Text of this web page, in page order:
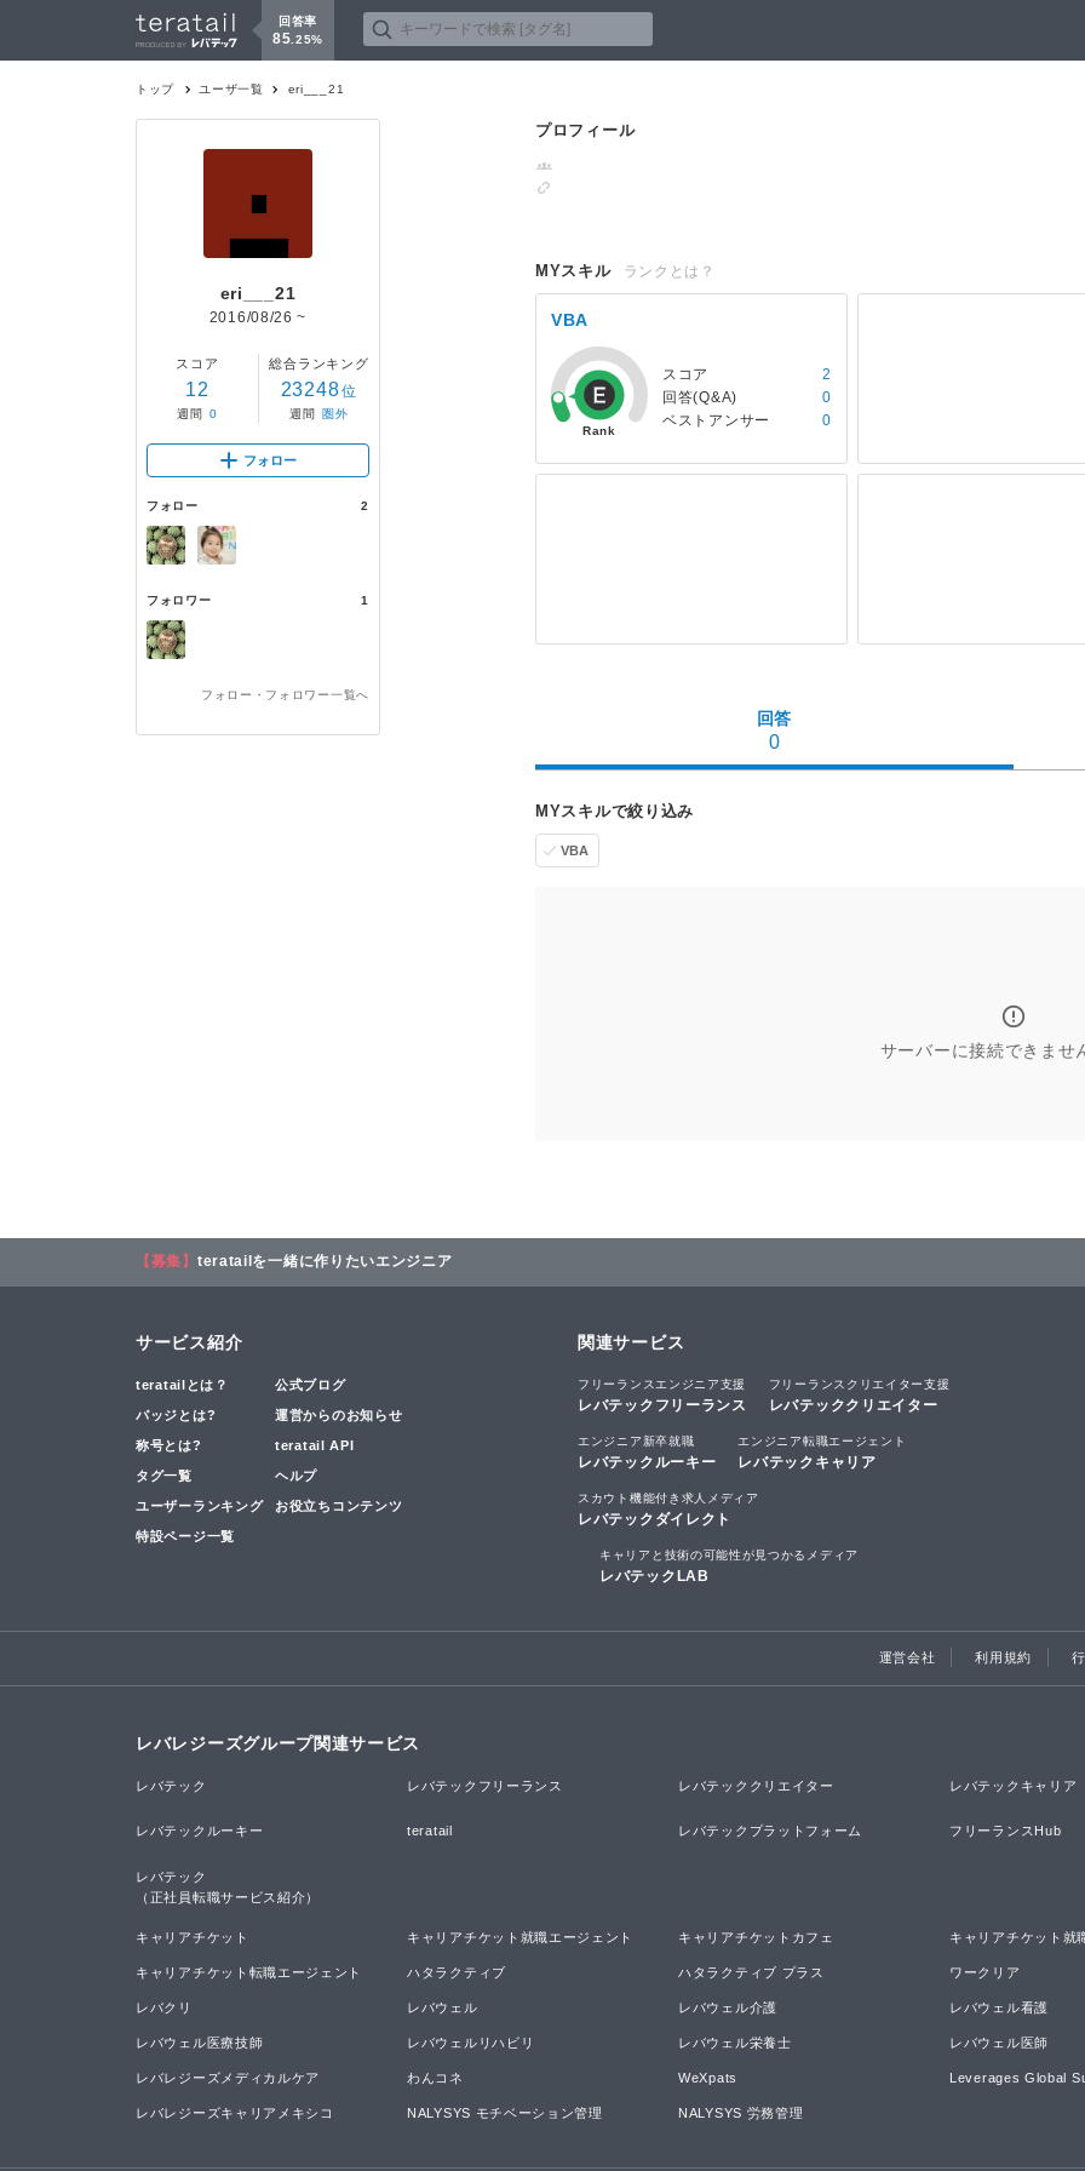
回答率
85 25%
トップ ユーザ一覧 eri___21
eri___21
2016/08/26 ~
スコア
12
週間 0
総合ランキング
23248位
週間 圏外
フォロー
フォロー 2
フォロワー 1
フォロー・フォロワー一覧へ
プロフィール
MYスキル ランクとは？
VBA
スコア
2
回答(Q&A)
0
ベストアンサー
0
回答
0
MYスキルで絞り込み
VBA
サーバーに接続できませ
【募集】 teratailを一緒に作りたいエンジニア
サービス紹介
teratailとは？ 公式ブログ
バッジとは? 運営からのお知らせ
称号とは? teratail API
タグ一覧 ヘルプ
ユーザーランキング お役立ちコンテンツ
特設ページ一覧
関連サービス
フリーランスエンジニア支援
レバテックフリーランス
フリーランスクリエイター支援
レバテッククリエイター
エンジニア新卒就職
レバテックルーキー
エンジニア転職エージェント
レバテックキャリア
スカウト機能付き求人メディア
レバテックダイレクト
キャリアと技術の可能性が見つかるメディア
レバテックLAB
運営会社 利用規約
レバレジーズグループ関連サービス
レバテック レバテックフリーランス レバテッククリエイター レバテックキャリア
レバテックルーキー teratail レバテックプラットフォーム フリーランスHub
レバテック
（正社員転職サービス紹介）
キャリアチケット キャリアチケット就職エージェント キャリアチケットカフェ キャリアチケット就
キャリアチケット転職エージェント ハタラクティブ ハタラクティブ プラス ワークリア
レバクリ レバウェル レバウェル介護 レバウェル看護
レバウェル医療技師 レバウェルリハビリ レバウェル栄養士 レバウェル医師
レバレジーズメディカルケア わんコネ WeXpats Leverages Global
レバレジーズキャリアメキシコ NALYSYS モチベーション管理 NALYSYS 労務管理